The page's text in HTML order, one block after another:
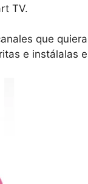
TV.
que
e instálalas